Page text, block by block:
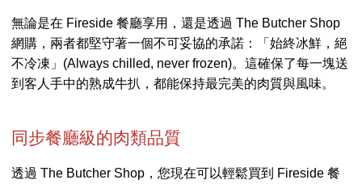
無論是在 Fireside 餐廳享用，還是透過 The Butcher Shop
網購，兩者都堅守著一個不可妥協的承諾：「始終冰鮮，絕
不冷凍」(Always chilled, never frozen)。這確保了每一塊送
到客人手中的熟成牛扒，都能保持最完美的肉質與風味。
同步餐廳級的肉類品質
透過 The Butcher Shop，您現在可以輕鬆買到 Fireside 餐